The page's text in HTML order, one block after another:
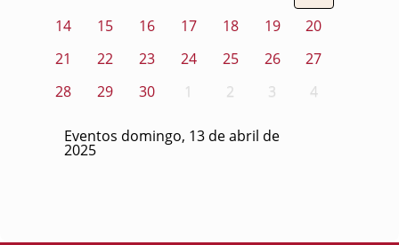
14
15 16 17 18 19
20
21
22 23 24 25 26
27
28
29 30 1 2 3 4
Eventos domingo, 13 de abril de
2025